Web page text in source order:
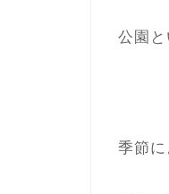
公園と
季節に